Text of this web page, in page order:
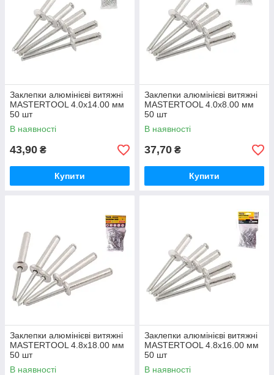
Заклепки алюмінієві витяжні
MASTERTOOL 4.0х14.00 мм
50 шт
В наявності
43,90 ₴
Купити
Заклепки алюмінієві витяжні
MASTERTOOL 4.0х8.00 мм
50 шт
В наявності
37,70 ₴
Купити
Заклепки алюмінієві витяжні
MASTERTOOL 4.8х18.00 мм
50 шт
В наявності
Заклепки алюмінієві витяжні
MASTERTOOL 4.8х16.00 мм
50 шт
В наявності